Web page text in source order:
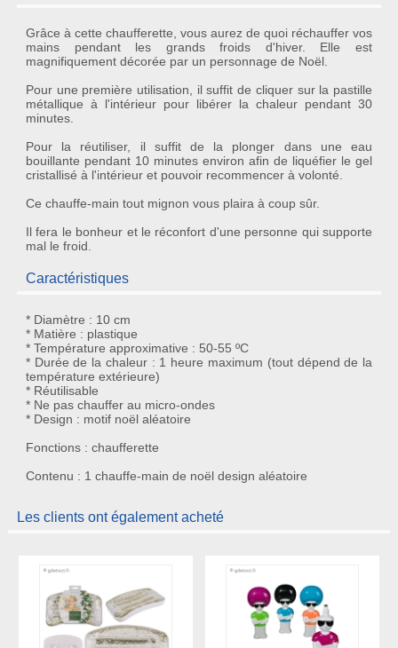
Grâce à cette chaufferette , vous aurez de quoi réchauffer vos
mains pendant les grands froids d'hiver. Elle est
magnifiquement décorée par un personnage de Noël.
Pour une première utilisation, il suffit de cliquer sur la pastille
métallique à l'intérieur pour libérer la chaleur pendant 30
minutes.
Pour la réutiliser, il suffit de la plonger dans une eau
bouillante pendant 10 minutes environ afin de liquéfier le gel
cristallisé à l'intérieur et pouvoir recommencer à volonté.
Ce chauffe-main tout mignon vous plaira à coup sûr.
Il fera le bonheur et le réconfort d'une personne qui supporte
mal le froid.
Caractéristiques
* Diamètre : 10 cm
* Matière : plastique
* Température approximative : 50-55 ºC
* Durée de la chaleur : 1 heure maximum (tout dépend de la
température extérieure)
* Réutilisable
* Ne pas chauffer au micro-ondes
* Design : motif noël aléatoire
Fonctions : chaufferette
Contenu : 1 chauffe-main de noël design aléatoire
Les clients ont également acheté